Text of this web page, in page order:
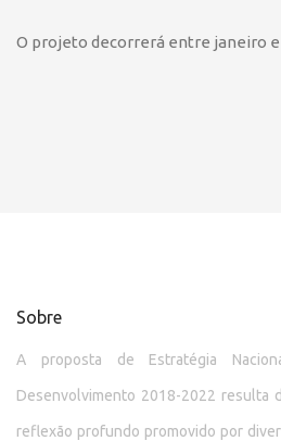
O projeto decorrerá entre janeiro e
Sobre
A proposta de Estratégia
Desenvolvimento 2018-2022 resulta
reflexão profundo promovido por